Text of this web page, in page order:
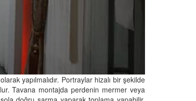
yapılmalıdır. Portraylar hizalı bir şekilde
Tavana montajda perdenin mermer veya